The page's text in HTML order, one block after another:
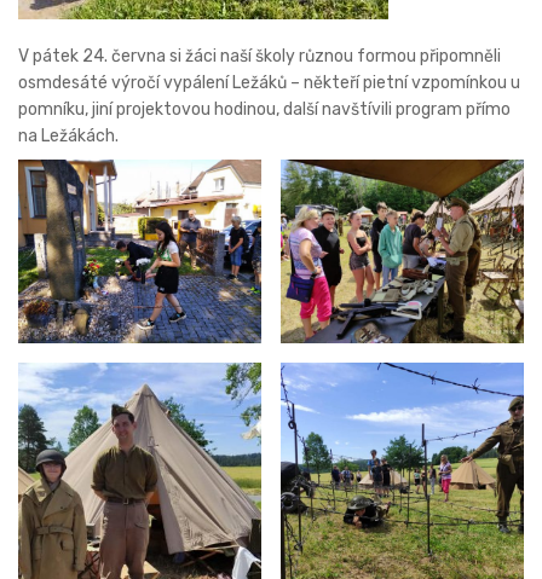
V pátek 24. června si žáci naší školy různou formou připomněli
osmdesáté výročí vypálení Ležáků – někteří pietní vzpomínkou u
pomníku, jiní projektovou hodinou, další navštívili program přímo
na Ležákách.